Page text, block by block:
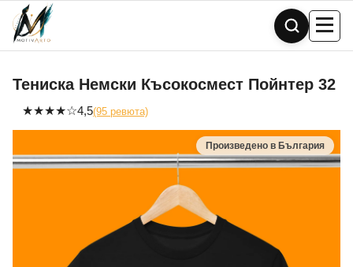
Skip
content
Тениска Немски Късокосмест Пойнтер 32
★★★★☆4,5(95 ревюта)